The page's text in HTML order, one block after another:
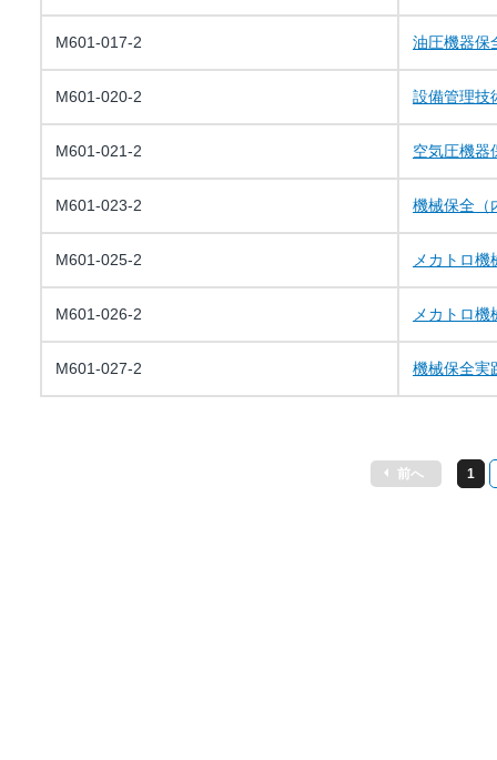
M601-017-2 油圧機器保
M601-020-2 設備管理技
M601-021-2 空気圧機器
M601-023-2 機械保全（
M601-025-2 メカトロ
M601-026-2 メカトロ
M601-027-2 機械保全実
前へ 1